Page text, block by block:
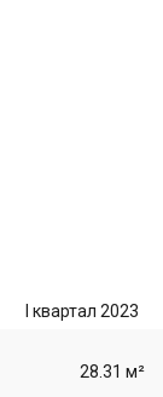
I квартал 2023
28.31 м²